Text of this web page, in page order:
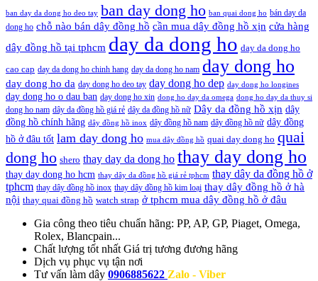
ban day da dong ho deo tay ban day dong ho ban quai dong ho bán day da
dong ho chỗ nào bán dây đồng hồ cần mua dây đồng hồ xịn cửa hàng
dây đồng hồ tại tphcm day da dong ho day da dong ho
cao cap day da dong ho chinh hang day da dong ho nam day dong ho
day dong ho da day dong ho deo tay day dong ho dep day dong ho longines
day dong ho o dau ban day dong ho xin dong ho day da omega dong ho day da thuy si
dong ho nam dây da đồng hồ giá rẻ dây da đồng hồ nữ Dây da đồng hồ xịn dây
đồng hồ chính hãng dây đồng hồ inox dây đồng hồ nam dây đồng hồ nữ dây đồng
hồ ở đâu tốt lam day dong ho mua dây đồng hồ quai day dong ho quai
dong ho shero thay day da dong ho thay day dong ho
thay day dong ho hcm thay dây da đồng hồ giá rẻ tphcm thay dây da đồng hồ ở
tphcm thay dây đồng hồ inox thay dây đồng hồ kim loại thay dây đồng hồ ở hà
nội thay quai đồng hồ watch strap ở tphcm mua dây đồng hồ ở đâu
Gia công theo tiêu chuẩn hãng: PP, AP, GP, Piaget, Omega,
Rolex, Blancpain...
Chất lượng tốt nhất Giá trị tương đương hãng
Dịch vụ phục vụ tận nơi
Tư vấn làm dây 0906885622 Zalo - Viber